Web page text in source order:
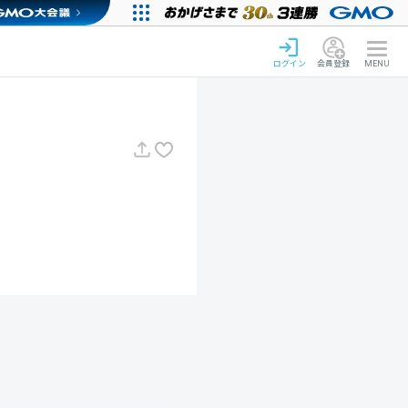
ログイン 会員登録 MENU